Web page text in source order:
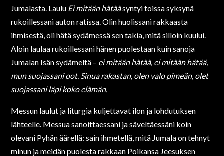
Jumalasta. Laulu Ei mitään hätääsyntyi toissa syksynä
rukoillessani auton ratissa. Olin huolissani rakkaasta
ihmisestä, oli hätä sydämessä sen takia, mitä silloin kuului.
Aloin laulaa rukoillessani hänen puolestaan kuin sanoja
Jumalan Isän sydämeltä – ei mitään hätää, ei mitään hätää,
mun suojassani oot. Sinua rakastan, olen valo pimeän, olet
suojassani läpi koko elämän.
Messun laulut ja liturgia kuljettavat ilon ja lohdutuksen
lähteelle. Messua sanoittaessani ja säveltäessäni koin
olevani Pyhän äärellä: sain ihmetellä, mitä Jumala on tehnyt
minun ja meidän puolesta rakkaan Poikansa Jeesuksen